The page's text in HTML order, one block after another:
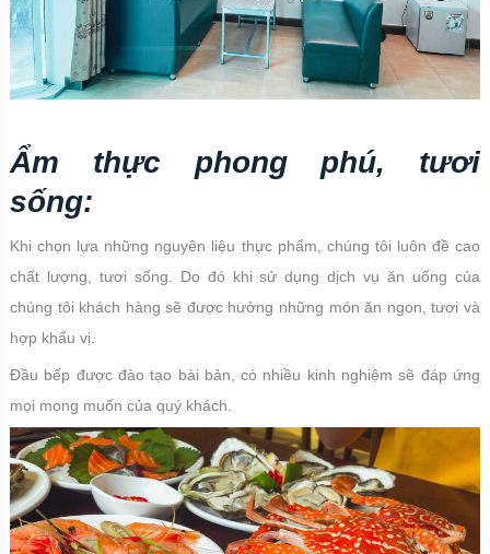
Ẩm thực phong phú, tươi
sống:
Khi chọn lựa những nguyên liệu thực phẩm, chúng tôi luôn đề cao
chất lượng, tươi sống. Do đó khi sử dụng dịch vụ ăn uống của
chúng tôi khách hàng sẽ được hưởng những món ăn ngon, tươi và
hợp khẩu vị.
Đầu bếp được đào tạo bài bản, có nhiều kinh nghiệm sẽ đáp ứng
mọi mong muốn của quý khách.